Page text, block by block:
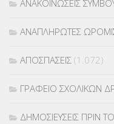
ΑΝΑΚΟΙΝΩΣΕΙΣ
ΑΝΑΠΛΗΡΩΤΕΣ
ΑΠΟΣΠΑΣΕΙΣ (1.072)
ΓΡΑΦΕΙΟ ΣΧΟΛΙΚΩΝ
ΔΗΜΟΣΙΕΥΣΕΙΣ ΠΡΙΝ